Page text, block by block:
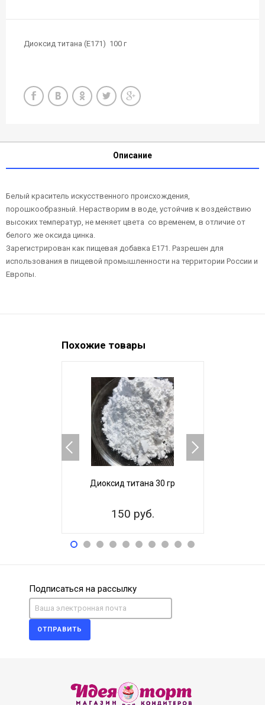
Диоксид титана (E171) 100 г
Описание
Белый краситель искусственного происхождения,
порошкообразный. Нерастворим в воде, устойчив к воздействию
высоких температур, не меняет цвета со временем, в отличие от
белого же оксида цинка.
Зарегистрирован как пищевая добавка E171. Разрешен для
использования в пищевой промышленности на территории России и
Европы.
Похожие товары
Диоксид титана 30 гр
150 руб.
Подписаться на рассылку
ОТПРАВИТЬ